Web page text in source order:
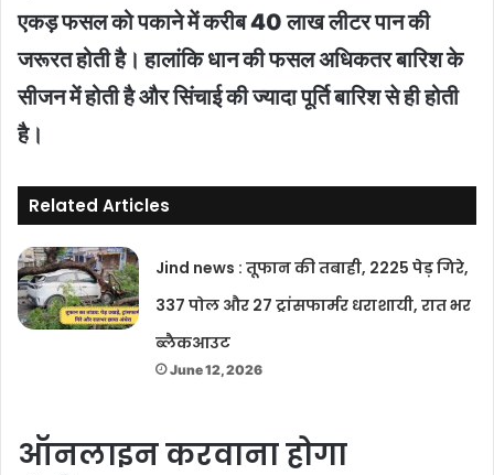
एकड़ फसल को पकाने में करीब 40 लाख लीटर पान की
जरूरत होती है। हालांकि धान की फसल अधिकतर बारिश के
सीजन में होती है और सिंचाई की ज्यादा पूर्ति बारिश से ही होती
है।
Related Articles
Jind news : तूफान की तबाही, 2225 पेड़ गिरे,
337 पोल और 27 ट्रांसफार्मर धराशायी, रात भर
ब्लैकआउट
June 12, 2026
ऑनलाइन करवाना होगा